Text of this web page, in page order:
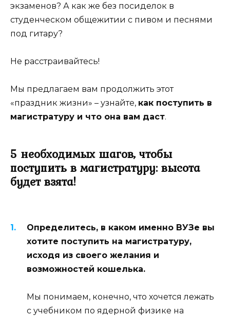
экзаменов? А как же без посиделок в
студенческом общежитии с пивом и песнями
под гитару?
Не расстраивайтесь!
Мы предлагаем вам продолжить этот
«праздник жизни» – узнайте, как поступить в
магистратуру и что она вам даст.
5 необходимых шагов, чтобы
поступить в магистратуру: высота
будет взята!
Определитесь, в каком именно ВУЗе вы
хотите поступить на магистратуру,
исходя из своего желания и
возможностей кошелька.
Мы понимаем, конечно, что хочется лежать
с учебником по ядерной физике на